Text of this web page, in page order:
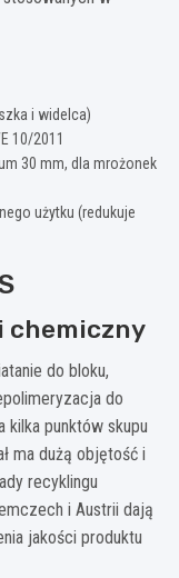
i widelca)
10/2011
30 mm, dla mrożonek
użytku (redukuje
chemiczny
do bloku,
do
kilka punktów skupu
ma dużą objętość i
recyklingu
i Austrii dają
jakości produktu